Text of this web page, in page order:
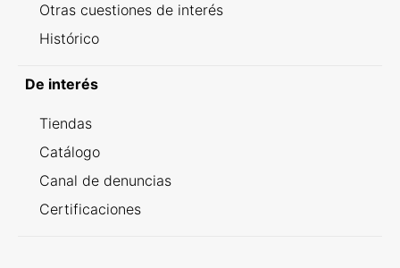
Otras cuestiones de interés
Histórico
De interés
Tiendas
Catálogo
Canal de denuncias
Certificaciones